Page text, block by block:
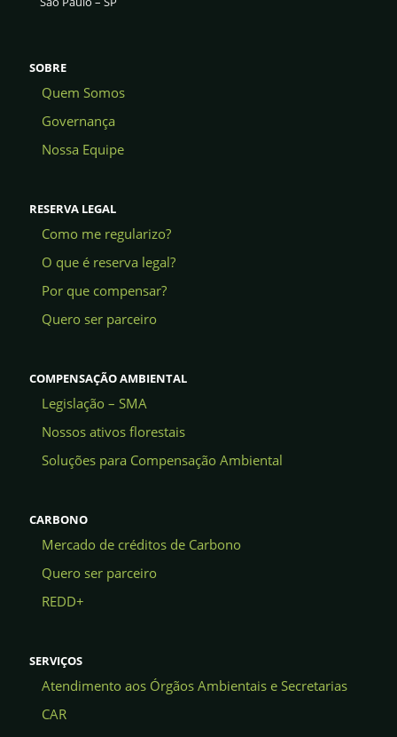
SOBRE
Quem Somos
Governança
Nossa Equipe
RESERVA LEGAL
Como me regularizo?
O que é reserva legal?
Por que compensar?
Quero ser parceiro
COMPENSAÇÃO AMBIENTAL
Legislação – SMA
Nossos ativos florestais
Soluções para Compensação Ambiental
CARBONO
Mercado de créditos de Carbono
Quero ser parceiro
REDD+
SERVIÇOS
Atendimento aos Órgãos Ambientais e Secretarias
CAR